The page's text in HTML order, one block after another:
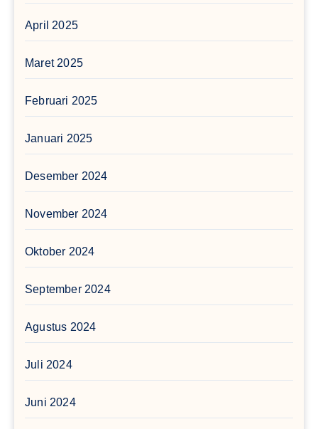
April 2025
Maret 2025
Februari 2025
Januari 2025
Desember 2024
November 2024
Oktober 2024
September 2024
Agustus 2024
Juli 2024
Juni 2024